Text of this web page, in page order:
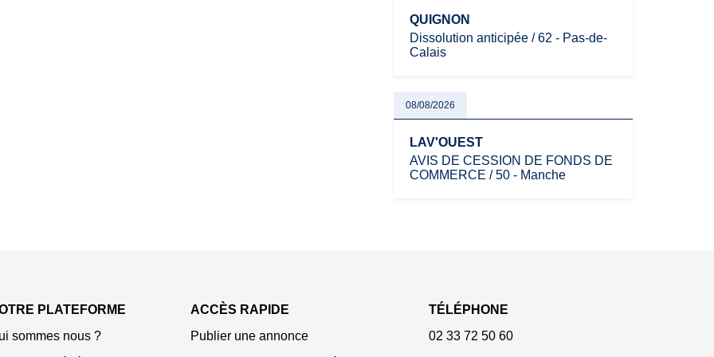
QUIGNON
Dissolution anticipée / 62 - Pas-de-
Calais
08/08/2026
LAV'OUEST
AVIS DE CESSION DE FONDS DE
COMMERCE / 50 - Manche
PLATEFORME
sommes nous ?
ACCÈS RAPIDE
Publier une annonce
TÉLÉPHONE
02 33 72 50 60